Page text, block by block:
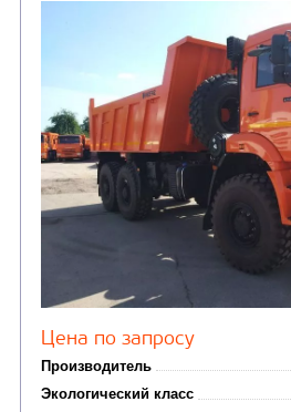
САМОСВАЛ КАМАЗ-6522